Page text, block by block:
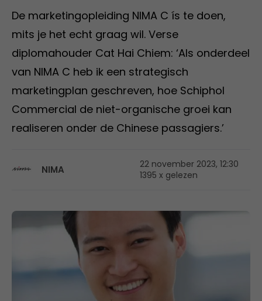
De marketingopleiding NIMA C ís te doen,
mits je het echt graag wil. Verse
diplomahouder Cat Hai Chiem: ‘Als onderdeel
van NIMA C heb ik een strategisch
marketingplan geschreven, hoe Schiphol
Commercial de niet-organische groei kan
realiseren onder de Chinese passagiers.’
NIMA
22 november 2023, 12:30
1395 x gelezen